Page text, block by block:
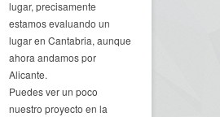
lugar, precisamente
estamos evaluando un
lugar en Cantabria, aunque
ahora andamos por
Alicante.
Puedes ver un poco
nuestro proyecto en la